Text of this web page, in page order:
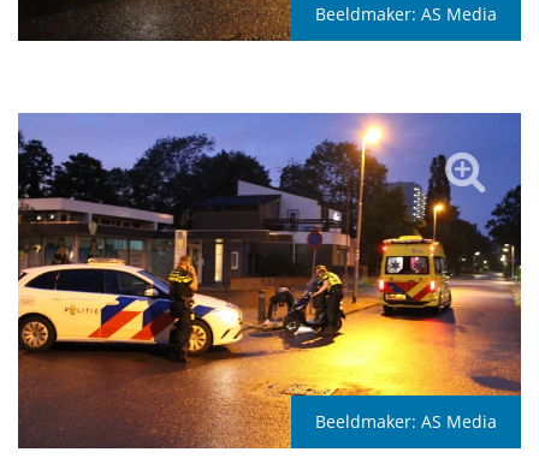
Beeldmaker: AS Media
Beeldmaker: AS Media